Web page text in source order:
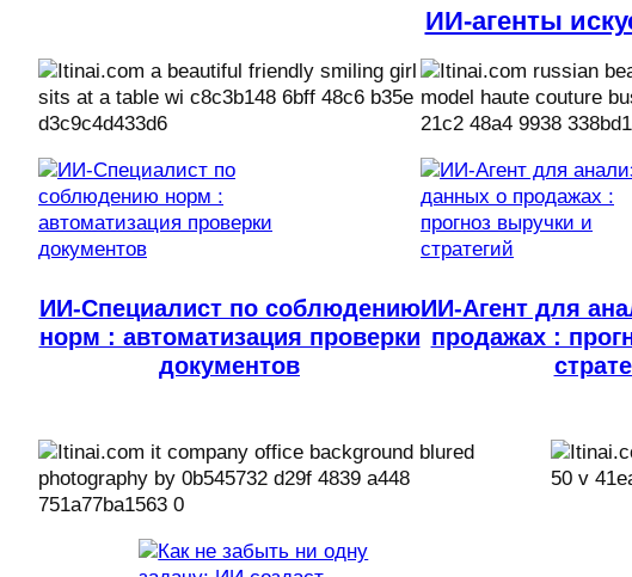
ИИ-агенты
ИИ-Специалист по соблюдению
норм : автоматизация проверки
документов
ИИ-Агент для
продажах :